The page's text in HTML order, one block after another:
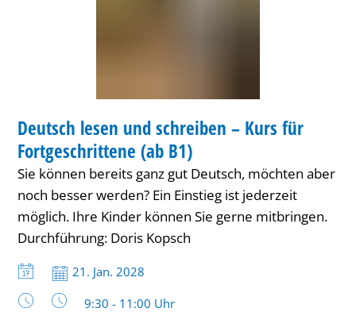
für
Fortgeschrittene
(ab
B1)
KATEGORIE: KURS
Deutsch lesen und schreiben – Kurs für
Fortgeschrittene (ab B1)
Sie können bereits ganz gut Deutsch, möchten aber
noch besser werden? Ein Einstieg ist jederzeit
möglich. Ihre Kinder können Sie gerne mitbringen.
Durchführung: Doris Kopsch
Datum:
21. Jan. 2028
Uhrzeit:
9:30 - 11:00 Uhr